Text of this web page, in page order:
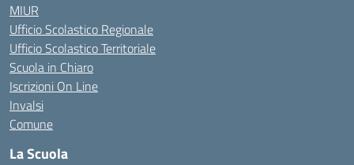
MIUR
Ufficio Scolastico Regionale
Ufficio Scolastico Territoriale
Scuola in Chiaro
Iscrizioni On Line
Invalsi
Comune
La Scuola